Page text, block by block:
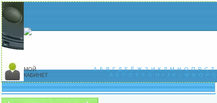
МОЙ
КАБИНЕТ
А Б В Г Д Е Ё Ж З И К Л М Н О П Р С Т
A B C D E F G H I J K L M N O P Q